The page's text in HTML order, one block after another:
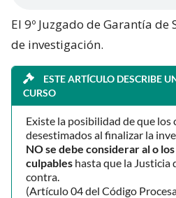
El 9º Juzgado de Garantía
de investigación.
ESTE ARTÍCULO DESCRIBE
CURSO
Existe la posibilidad de que los
desestimados al finalizar la
NO se debe considerar al o
culpables hasta que la Justicia
contra.
(Artículo 04 del Código